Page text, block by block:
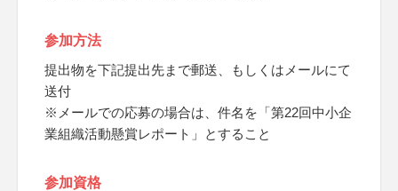
参加方法
提出物を下記提出先まで郵送、もしくはメールにて
送付
※メールでの応募の場合は、件名を「第22回中小企
業組織活動懸賞レポート」とすること
参加資格